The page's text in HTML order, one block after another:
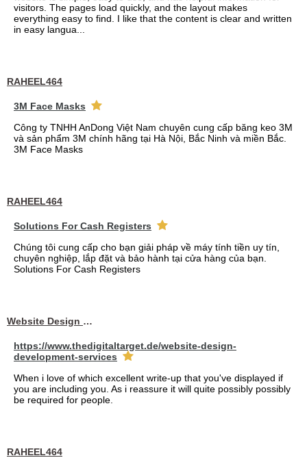
visitors. The pages load quickly, and the layout makes
everything easy to find. I like that the content is clear and written
in easy langua...
RAHEEL464
3M Face Masks
Công ty TNHH AnDong Việt Nam chuyên cung cấp băng keo 3M
và sản phẩm 3M chính hãng tại Hà Nội, Bắc Ninh và miền Bắc.
3M Face Masks
RAHEEL464
Solutions For Cash Registers
Chúng tôi cung cấp cho bạn giải pháp về máy tính tiền uy tín,
chuyên nghiệp, lắp đặt và bảo hành tại cửa hàng của bạn.
Solutions For Cash Registers
Website Design Services berin
https://www.thedigitaltarget.de/website-design-
development-services
When i love of which excellent write-up that you've displayed if
you are including you. As i reassure it will quite possibly possibly
be required for people.
RAHEEL464